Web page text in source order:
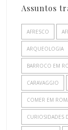
Assuntos
AFRESCO
ARQUEOLOGIA
BARROCO EM
CARAVAGGIO
COMER EM
CURIOSIDADES